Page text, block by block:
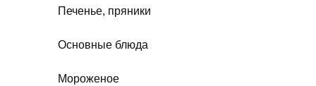
Печенье, пряники
Основные блюда
Мороженое